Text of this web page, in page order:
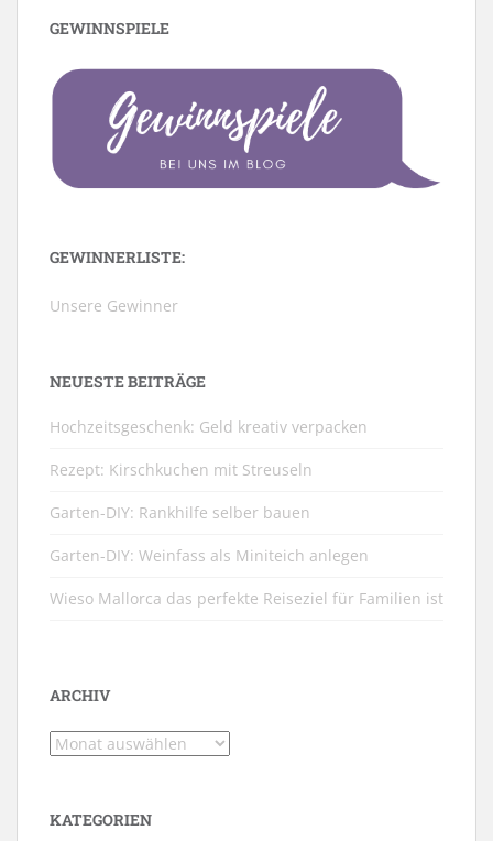
GEWINNSPIELE
GEWINNERLISTE:
Unsere Gewinner
NEUESTE BEITRÄGE
Hochzeitsgeschenk: Geld kreativ verpacken
Rezept: Kirschkuchen mit Streuseln
Garten-DIY: Rankhilfe selber bauen
Garten-DIY: Weinfass als Miniteich anlegen
Wieso Mallorca das perfekte Reiseziel für Familien ist
ARCHIV
Archiv
KATEGORIEN